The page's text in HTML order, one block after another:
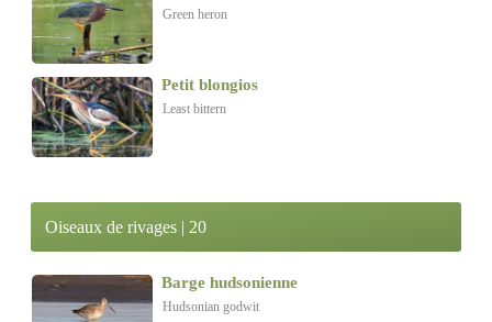
discrets et fascinants sont principalement observés lors
de leurs haltes migratoires dans nos régions.
Green heron
Petit blongios
Least bittern
Oiseaux de rivages | 20
Barge hudsonienne
Hudsonian godwit